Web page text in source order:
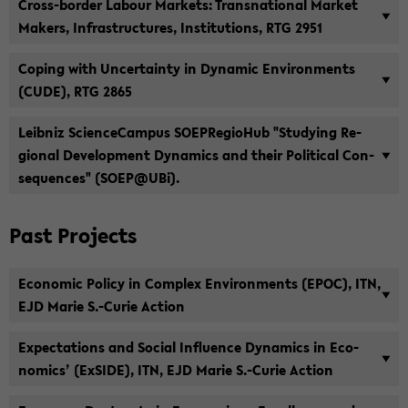
Cross-​border Labour Mar­kets: Transna­tional Mar­ket
Mak­ers, In­fra­struc­tures, In­sti­tu­tions, RTG 2951
Cop­ing with Un­cer­tainty in Dy­namic En­vi­ron­ments
(CUDE), RTG 2865
Leib­niz Sci­ence­Cam­pus SOEPRe­gio­Hub "Study­ing Re­
gional De­vel­op­ment Dy­nam­ics and their Po­lit­i­cal Con­
se­quences" (SOEP@UBi).
Past Projects
Eco­nomic Pol­icy in Com­plex En­vi­ron­ments (EPOC), ITN,
EJD Marie S.-​Curie Ac­tion
Ex­pec­ta­tions and So­cial In­flu­ence Dy­nam­ics in Eco­
nom­ics’ (Ex­SIDE), ITN, EJD Marie S.-​Curie Ac­tion